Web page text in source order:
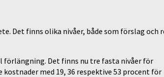
Det finns olika nivåer, både som förslag och
förlängning. Det finns nu tre fasta nivåer för
med 19, 36 respektive 53 procent för